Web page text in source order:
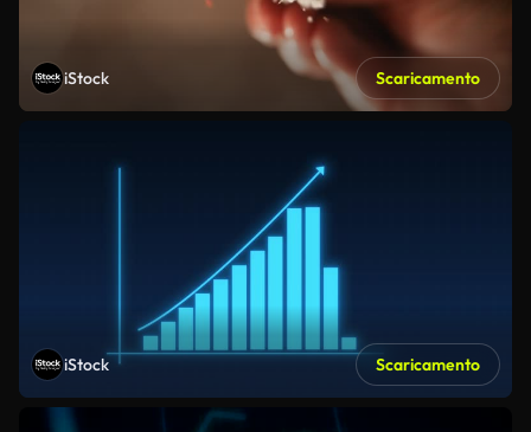
iStock Scaricamento
iStock Scaricamento